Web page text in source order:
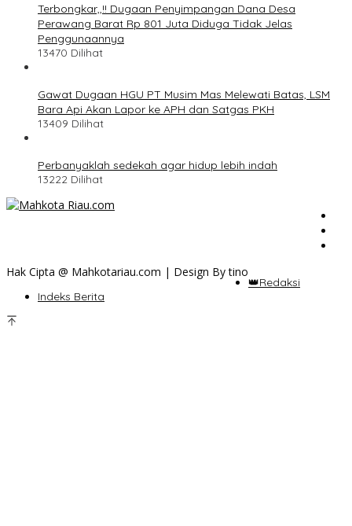
Terbongkar,,!! Dugaan Penyimpangan Dana Desa
Perawang Barat Rp 801 Juta Diduga Tidak Jelas
Penggunaannya
13470 Dilihat
Gawat Dugaan HGU PT Musim Mas Melewati Batas, LSM
Bara Api Akan Lapor ke APH dan Satgas PKH
13409 Dilihat
Perbanyaklah sedekah agar hidup lebih indah
13222 Dilihat
Hak Cipta @ Mahkotariau.com | Design By tino
👑Redaksi
Indeks Berita